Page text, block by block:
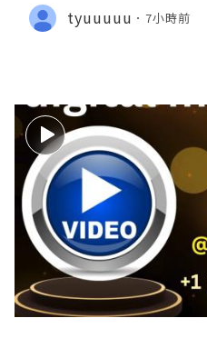
tyuuuuu 7小時前